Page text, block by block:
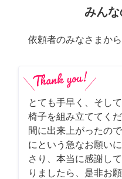
みん
依頼者のみなさまか
とても手早く、そし
椅子を組み立ててく
間に出来上がったの
にという急なお願い
さり、本当に感謝し
りましたら、是非お